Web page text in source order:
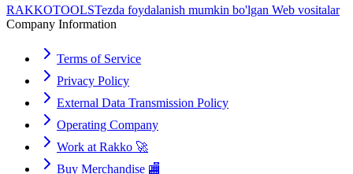
RAKKOTOOLSTezda foydalanish mumkin bo'lgan Web vositalar
Company Information
Terms of Service
Privacy Policy
External Data Transmission Policy
Operating Company
Work at Rakko 🚀
Buy Merchandise 🏬